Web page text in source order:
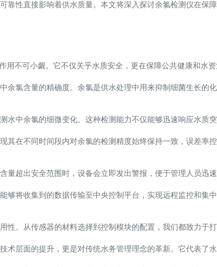
靠性直接影响着供水质量。本文将深入探讨余氯检测仪在保
用不可小觑。它不仅关乎水质安全，更在保障公共健康和水
氯含量的精确度。余氯是供水处理中用来抑制细菌生长的
水中余氯的细微变化。这种检测能力不仅能够迅速响应水质
在不同时间段内对余氯的检测精度始终保持一致，误差率
超出安全范围时，设备会立即发出警报，便于管理人员迅
将收集到的数据传输至中央控制平台，实现远程监控和集
。从传感器的材料选择到控制模块的配置，我们都致力于
层面的提升，更是对传统水务管理理念的革新。它代表了